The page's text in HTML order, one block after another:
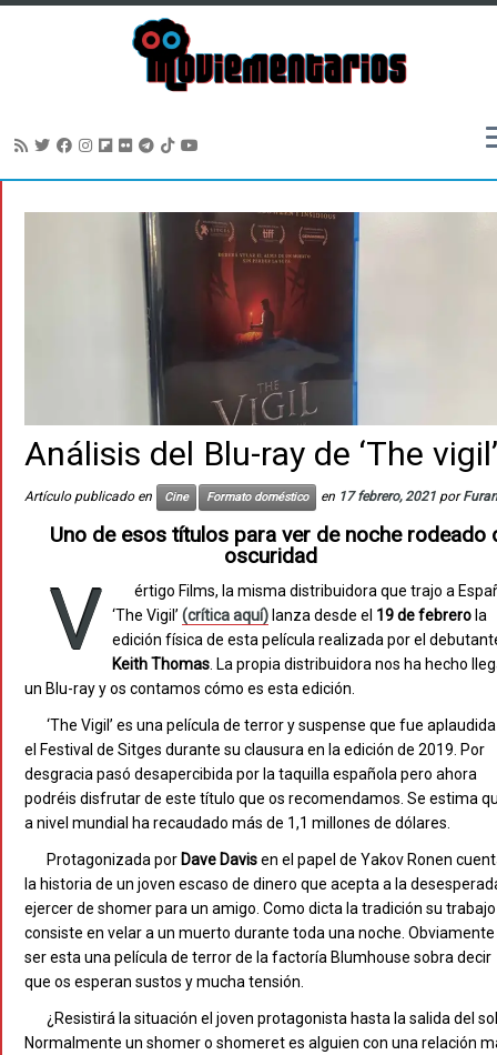
Análisis del Blu-ray de ‘The vigil’
Artículo publicado en Cine Formato doméstico en 17 febrero, 2021 por
Uno de esos títulos para ver de noche rodeado
oscuridad
V
értigo Films, la misma distribuidora que trajo a
‘The Vigil’ (crítica aquí) lanza desde el 19 de febrero la
edición física de esta película realizada por el
Keith Thomas. La propia distribuidora nos ha hecho
un Blu-ray y os contamos cómo es esta edición.
‘The Vigil’ es una película de terror y suspense que fue
el Festival de Sitges durante su clausura en la edición de 2019. Por
desgracia pasó desapercibida por la taquilla española pero ahora
podréis disfrutar de este título que os recomendamos. Se estima
a nivel mundial ha recaudado más de 1,1 millones de dólares.
Protagonizada por Dave Davisen el papel de Yakov Ronen
la historia de un joven escaso de dinero que acepta a la
ejercer de shomer para un amigo. Como dicta la tradición su trabajo
consiste en velar a un muerto durante toda una noche. Obviamente
ser esta una película de terror de la factoría Blumhouse sobra decir
que os esperan sustos y mucha tensión.
¿Resistirá la situación el joven protagonista hasta la salida del
Normalmente un shomer o shomeret es alguien con una relación